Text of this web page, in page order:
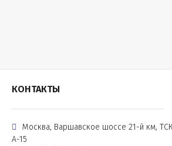
КОНТАКТЫ
Москва, Варшавское шоссе 21-й км,
А-15